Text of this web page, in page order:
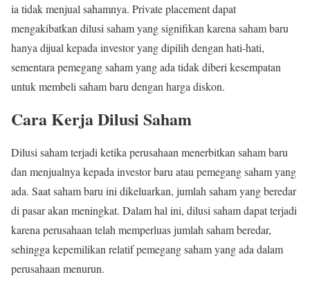
ia tidak menjual sahamnya. Private placement dapat
mengakibatkan dilusi saham yang signifikan karena saham baru
hanya dijual kepada investor yang dipilih dengan hati-hati,
sementara pemegang saham yang ada tidak diberi kesempatan
untuk membeli saham baru dengan harga diskon.
Cara Kerja Dilusi Saham
Dilusi saham terjadi ketika perusahaan menerbitkan saham baru
dan menjualnya kepada investor baru atau pemegang saham yang
ada. Saat saham baru ini dikeluarkan, jumlah saham yang beredar
di pasar akan meningkat. Dalam hal ini, dilusi saham dapat terjadi
karena perusahaan telah memperluas jumlah saham beredar,
sehingga kepemilikan relatif pemegang saham yang ada dalam
perusahaan menurun.